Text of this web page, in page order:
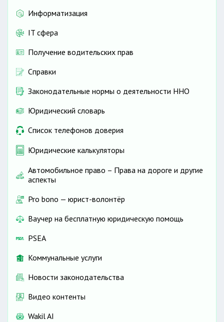
Информатизация
IT сфера
Получение водительских прав
Справки
Законодательные нормы о деятельности ННО
Юридический словарь
Список телефонов доверия
Юридические калькуляторы
Автомобильное право – Права на дороге и другие
аспекты
Pro bono — юрист-волонтёр
Ваучер на бесплатную юридическую помощь
PSEA
Коммунальные услуги
Новости законодательства
Видео контенты
Wakil AI